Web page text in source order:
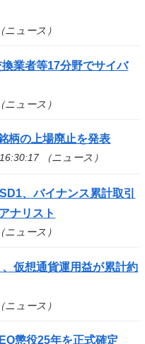
ュース）
業者等17分野でサイバ
ュース）
柄の上場廃止を発表
（ニュース）
、バイナンス累計取引
ナリスト
ュース）
仮想通貨運用益が累計約
ュース）
懲役25年を正式確定